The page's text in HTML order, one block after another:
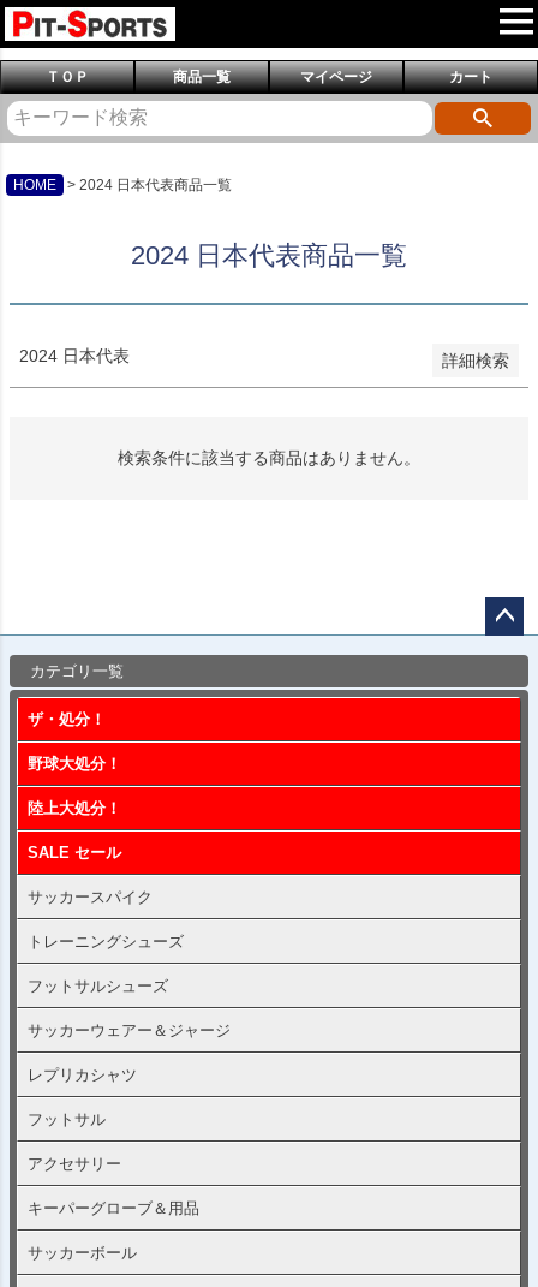
ＴＯＰ 商品一覧 マイページ カート
HOME 2024 日本代表商品一覧
2024 日本代表商品一覧
2024 日本代表 詳細検索
予約商品のみを表示
並び順
新着順
登録順
価格が高い順
キーワードヒット順
検索
検索条件に該当する商品はありません。
カテゴリ一覧
ザ・処分！
野球大処分！
陸上大処分！
SALE セール
サッカースパイク
トレーニングシューズ
フットサルシューズ
サッカーウェアー＆ジャージ
レプリカシャツ
フットサル
アクセサリー
キーパーグローブ＆用品
サッカーボール
ップ